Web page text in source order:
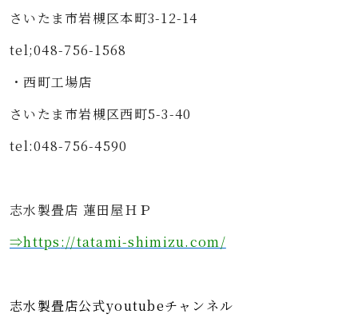
さいたま市岩槻区本町3-12-14
tel;048-756-1568
・西町工場店
さいたま市岩槻区西町5-3-40
tel:048-756-4590
志水製畳店 蓮田屋ＨＰ
⇒https://tatami-shimizu.com/
志水製畳店公式youtubeチャンネル